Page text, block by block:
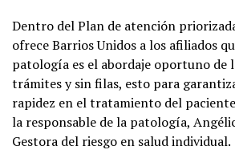
Dentro del Plan de atención
ofrece Barrios Unidos a los afiliados
patología es el abordaje oportuno de
trámites y sin filas, esto para
rapidez en el tratamiento del
la responsable de la patología,
Gestora del riesgo en salud individual.